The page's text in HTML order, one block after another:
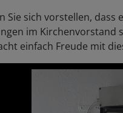
Sie sich vorstellen, dass
im
einfach Freude mit